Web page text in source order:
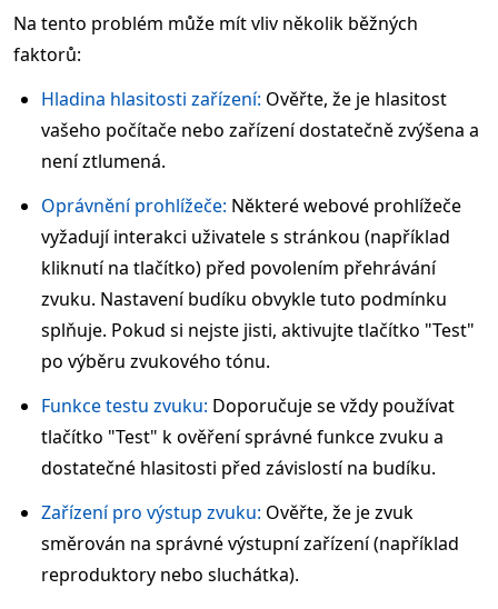
Na tento problém může mít vliv několik běžných
faktorů:
Hladina hlasitosti zařízení: Ověřte, že je hlasitost
vašeho počítače nebo zařízení dostatečně zvýšena a
není ztlumená.
Oprávnění prohlížeče: Některé webové prohlížeče
vyžadují interakci uživatele s stránkou (například
kliknutí na tlačítko) před povolením přehrávání
zvuku. Nastavení budíku obvykle tuto podmínku
splňuje. Pokud si nejste jisti, aktivujte tlačítko "Test"
po výběru zvukového tónu.
Funkce testu zvuku: Doporučuje se vždy používat
tlačítko "Test" k ověření správné funkce zvuku a
dostatečné hlasitosti před závislostí na budíku.
Zařízení pro výstup zvuku: Ověřte, že je zvuk
směrován na správné výstupní zařízení (například
reproduktory nebo sluchátka).